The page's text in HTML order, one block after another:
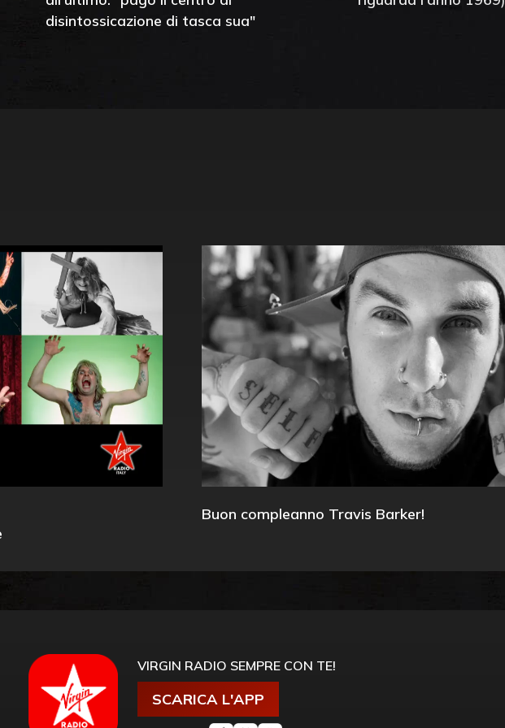
disintossicazione di tasca sua"
Buon compleanno Travis Barker!
VIRGIN RADIO SEMPRE CON TE!
SCARICA L'APP